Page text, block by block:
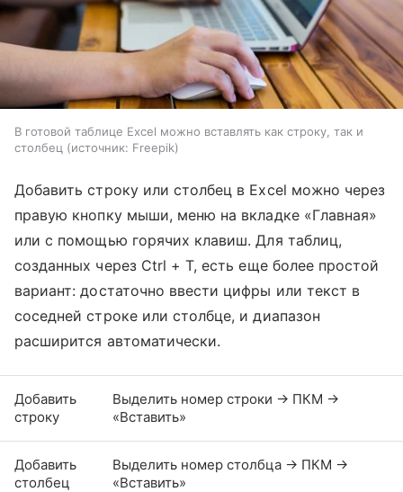
В готовой таблице Excel можно вставлять как строку, так и
столбец
источник: Freepik
Добавить строку или столбец в Excel можно через
правую кнопку мыши, меню на вкладке «Главная»
или с помощью горячих клавиш. Для таблиц,
созданных через Ctrl + T, есть еще более простой
вариант: достаточно ввести цифры или текст в
соседней строке или столбце, и диапазон
расширится автоматически.
Добавить
строку
Выделить номер строки → ПКМ →
«Вставить»
Добавить
столбец
Выделить номер столбца → ПКМ →
«Вставить»